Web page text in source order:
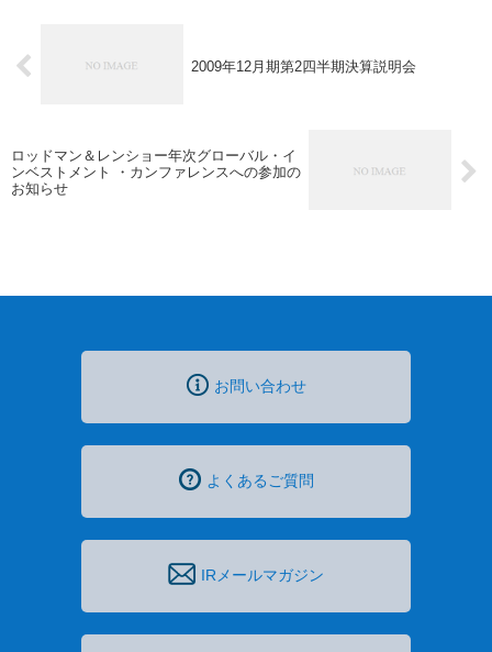
2009年12月期第2四半期決算説明会
ロッドマン＆レンショー年次グローバル・イ
ンベストメント ・カンファレンスへの参加の
お知らせ
お問い合わせ
よくあるご質問
IRメールマガジン